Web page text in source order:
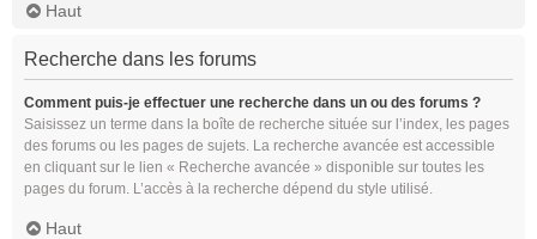
Haut
Recherche dans les forums
Comment puis-je effectuer une recherche dans un ou des forums ?
Saisissez un terme dans la boîte de recherche située sur l’index, les pages
des forums ou les pages de sujets. La recherche avancée est accessible
en cliquant sur le lien « Recherche avancée » disponible sur toutes les
pages du forum. L’accès à la recherche dépend du style utilisé.
Haut